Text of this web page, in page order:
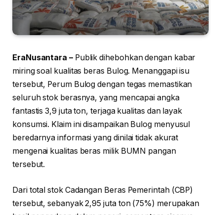
EraNusantara –Publik dihebohkan dengan kabar
miring soal kualitas beras Bulog. Menanggapi isu
tersebut, Perum Bulog dengan tegas memastikan
seluruh stok berasnya, yang mencapai angka
fantastis 3,9 juta ton, terjaga kualitas dan layak
konsumsi. Klaim ini disampaikan Bulog menyusul
beredarnya informasi yang dinilai tidak akurat
mengenai kualitas beras milik BUMN pangan
tersebut.
Dari total stok Cadangan Beras Pemerintah (CBP)
tersebut, sebanyak 2,95 juta ton (75%) merupakan